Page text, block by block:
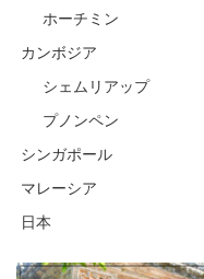
ホーチミン
カンボジア
シェムリアップ
プノンペン
シンガポール
マレーシア
日本